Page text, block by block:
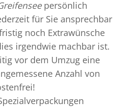
persönlich
für Sie ansprechbar
noch Extrawünsche
irgendwie machbar ist.
vor dem Umzug eine
Anzahl von